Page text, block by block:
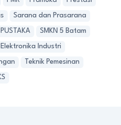
Sarana dan Prasarana
SMKN 5 Batam
Elektronika Industri
Teknik Pemesinan